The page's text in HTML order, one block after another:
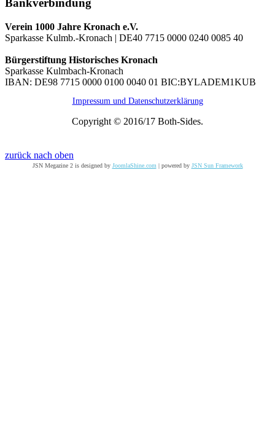
Bankverbindung
Verein 1000 Jahre Kronach e.V.
Sparkasse Kulmb.-Kronach | DE40 7715 0000 0240 0085 40
Bürgerstiftung Historisches Kronach
Sparkasse Kulmbach-Kronach
IBAN: DE98 7715 0000 0100 0040 01 BIC:BYLADEM1KUB
Impressum und Datenschutzerklärung
Copyright © 2016/17 Both-Sides.
zurück nach oben
JSN Megazine 2 is designed by JoomlaShine.com | powered by JSN Sun Framework